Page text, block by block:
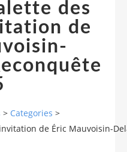
des
de
> Categories >
de Éric Mauvoisin-